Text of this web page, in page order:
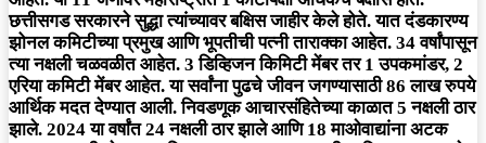
छत्तीसगड सरकारने सुद्धा त्यांच्यावर बक्षिस जाहीर केले होते. यात दंडकारण्य
झोनल कमिटीच्या प्रमुख आणि भूपतीची पत्नी ताराक्का आहेत. 34 वर्षांपासून
त्या नक्षली चळवळीत आहेत. 3 डिव्हिजन किमिटी मेंबर तर 1 उपकमांडर, 2
एरिया कमिटी मेंबर आहेत. या सर्वांना पुढचे जीवन जगण्यासाठी 86 लाख रुपये
आर्थिक मदत देण्यात आली. निवडणूक आचारसंहितेच्या काळात 5 नक्षली ठार
झाले. 2024 या वर्षांत 24 नक्षली ठार झाले आणि 18 माओवाद्यांना अटक